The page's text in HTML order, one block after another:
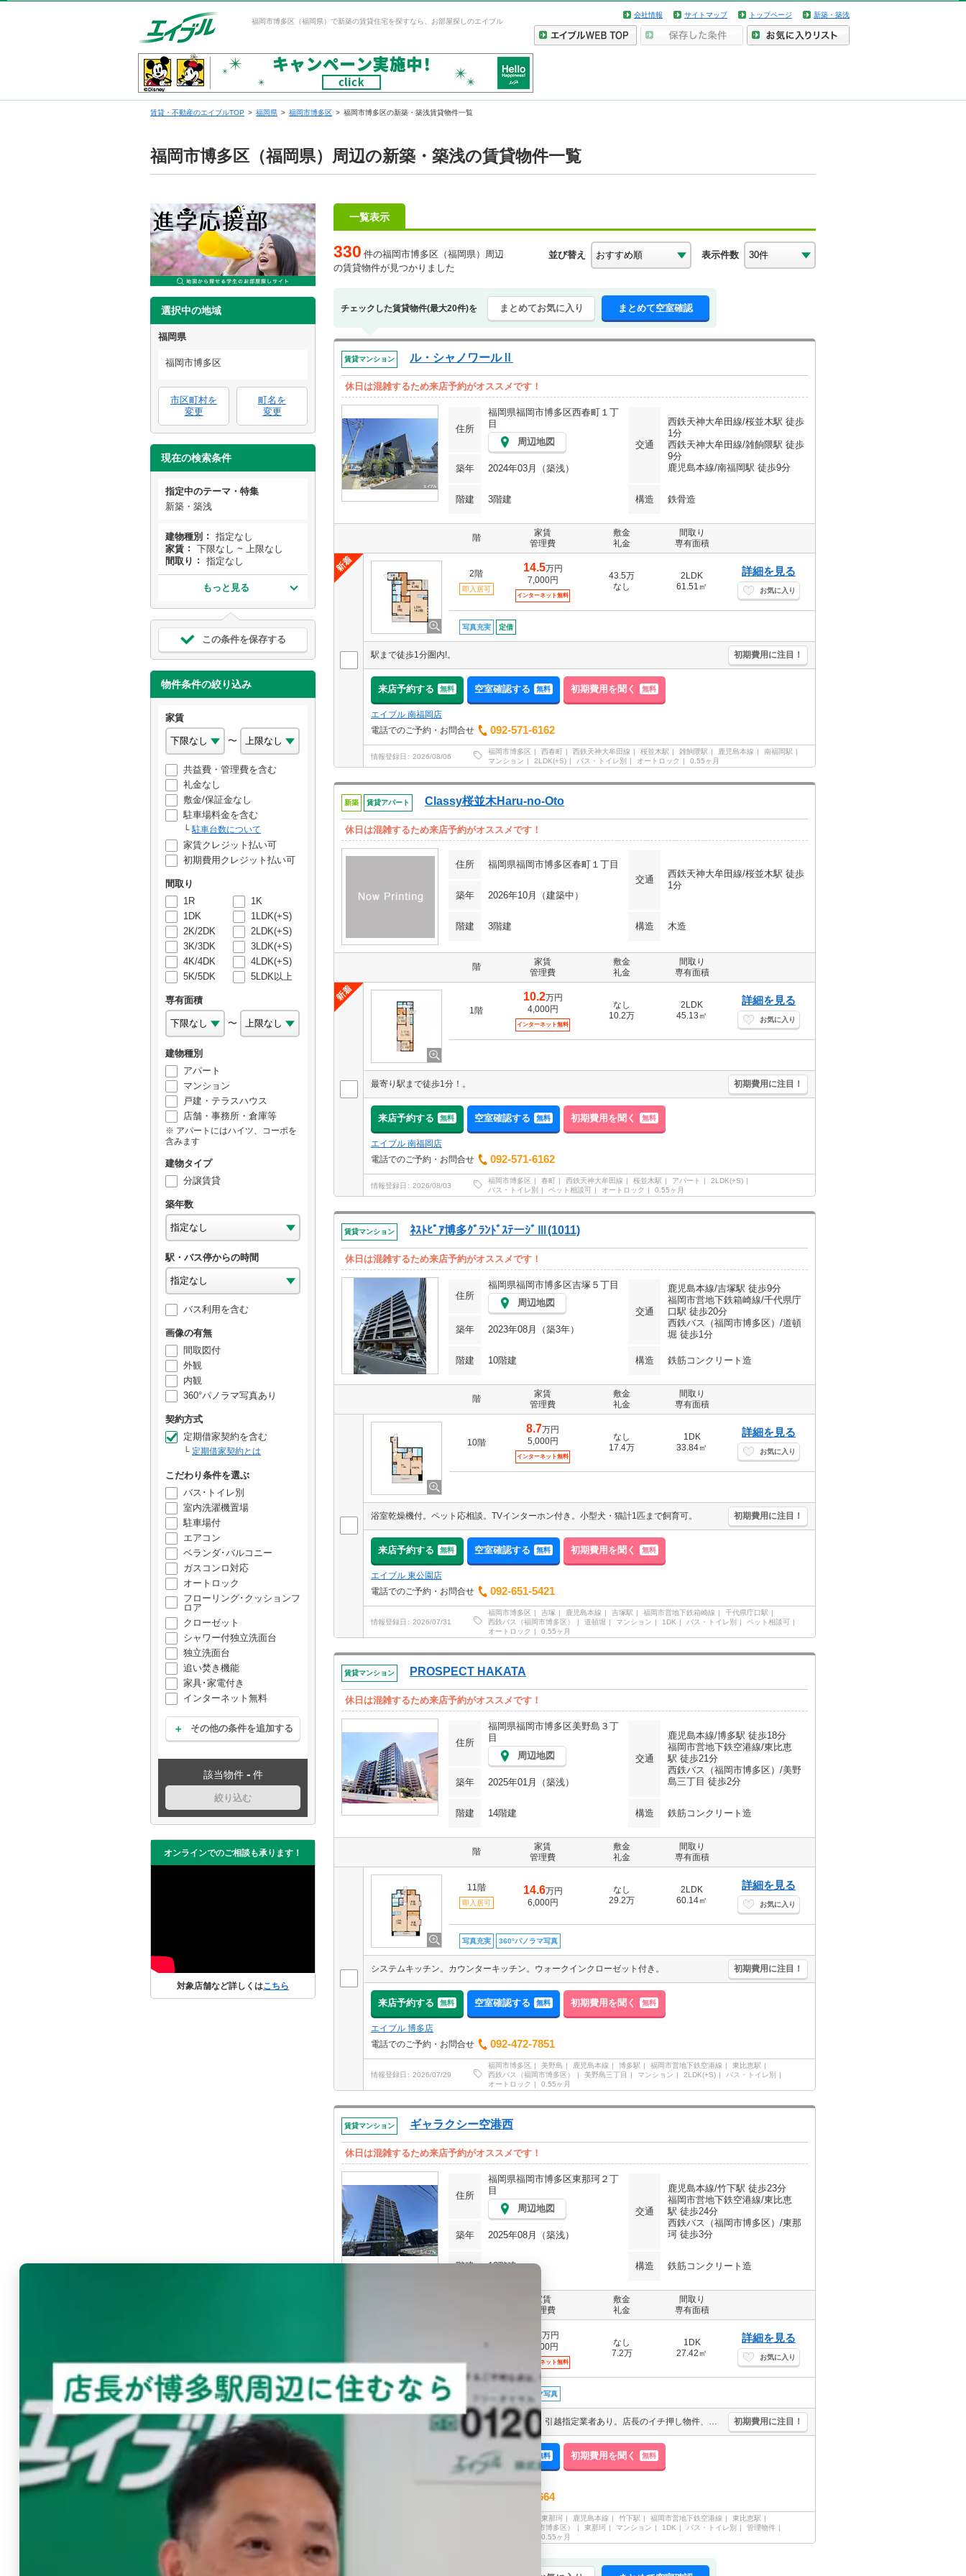
福岡市博多区（福岡県）で新築の賃貸住宅を探すなら、お部屋探しのエイブル
会社情報 サイトマップ トップページ 新築・築浅
賃貸・不動産のエイブルTOP 福岡県 福岡市博多区 福岡市博多区の新築・築浅賃貸物件一覧
福岡市博多区（福岡県）周辺の新築・築浅の賃貸物件一覧
選択中の地域
福岡県
福岡市博多区
市区町村を
変更
町名を
変更
現在の検索条件
指定中のテーマ・特集
新築・築浅
建物種別
指定なし
家賃
下限なし ~ 上限なし
間取り
指定なし
もっと見る
この条件を保存する
物件条件の絞り込み
家賃
〜
共益費・管理費を含む
礼金なし
敷金/保証金なし
駐車場料金を含む
駐車台数について
家賃クレジット払い可
初期費用クレジット払い可
間取り
1R
1K
1DK
1LDK(+S)
2K/2DK
2LDK(+S)
3K/3DK
3LDK(+S)
4K/4DK
4LDK(+S)
5K/5DK
5LDK以上
専有面積
〜
建物種別
アパート
マンション
戸建・テラスハウス
店舗・事務所・倉庫等
アパートにはハイツ、コーポを
含みます
建物タイプ
分譲賃貸
築年数
駅・バス停からの時間
バス利用を含む
画像の有無
間取図付
外観
内観
360°パノラマ写真あり
契約方式
定期借家契約を含む
定期借家契約とは
こだわり条件を選ぶ
バス･トイレ別
室内洗濯機置場
駐車場付
エアコン
ベランダ･バルコニー
ガスコンロ対応
オートロック
フローリング･クッションフ
ロア
クローゼット
シャワー付独立洗面台
独立洗面台
追い焚き機能
家具･家電付き
インターネット無料
その他の条件を追加する
該当物件 - 件
絞り込む
オンラインでのご相談も承ります！
対象店舗など詳しくはこちら
一覧表示
330 件の福岡市博多区（福岡県）周辺
の賃貸物件が見つかりました
並び替え 表示件数
チェックした賃貸物件(最大20件)を まとめてお気に入り まとめて空室確認
賃貸マンション ル・シャノワールⅡ
休日は混雑するため来店予約がオススメです！
住所
福岡県福岡市博多区西春町１丁
目
周辺地図
交通
西鉄天神大牟田線/桜並木駅 徒歩
1分
西鉄天神大牟田線/雑餉隈駅 徒歩
9分
鹿児島本線/南福岡駅 徒歩9分
築年 2024年03月（築浅）
階建 3階建 構造 鉄骨造
階
家賃
管理費
敷金
礼金
間取り
専有面積
2階
即入居可
14.5万円
7,000円
インターネット無料
43.5万
なし
2LDK
61.51㎡
詳細を見る
お気に入り
写真充実 定借
駅まで徒歩1分圏内!。 初期費用に注目！
来店予約する 無料 空室確認する 無料 初期費用を聞く 無料
エイブル 南福岡店
電話でのご予約・お問合せ
092-571-6162
情報登録日 2026/08/06
福岡市博多区 西春町 西鉄天神大牟田線 桜並木駅 雑餉隈駅 鹿児島本線
南福岡駅
マンション
2LDK(+S) バス・トイレ別 オートロック 0.55ヶ月
新築 賃貸アパート Classy桜並木Haru-no-Oto
休日は混雑するため来店予約がオススメです！
住所
福岡県福岡市博多区春町１丁目
交通
西鉄天神大牟田線/桜並木駅 徒歩
1分
築年
2026年10月（建築中）
階建 3階建 構造 木造
階
家賃
管理費
敷金
礼金
間取り
専有面積
1階
10.2万円
4,000円
インターネット無料
なし
10.2万
2LDK
45.13㎡
詳細を見る
お気に入り
最寄り駅まで徒歩1分！。 初期費用に注目！
来店予約する 無料 空室確認する 無料 初期費用を聞く 無料
エイブル 南福岡店
電話でのご予約・お問合せ
092-571-6162
情報登録日 2026/08/03
福岡市博多区 春町 西鉄天神大牟田線 桜並木駅 アパート
2LDK(+S)
バス・トイレ別
ペット相談可 オートロック 0.55ヶ月
賃貸マンション ﾈｽﾄﾋﾟｱ博多ｸﾞﾗﾝﾄﾞｽﾃーｼﾞⅢ(1011)
休日は混雑するため来店予約がオススメです！
住所
福岡県福岡市博多区吉塚５丁目
周辺地図
交通
鹿児島本線/吉塚駅 徒歩9分
福岡市営地下鉄箱崎線/千代県庁
口駅 徒歩20分
西鉄バス（福岡市博多区）/道頓
堀 徒歩1分
築年 2023年08月（築3年）
階建 10階建 構造 鉄筋コンクリート造
階
家賃
管理費
敷金
礼金
間取り
専有面積
10階
8.7万円
5,000円
インターネット無料
なし
17.4万
1DK
33.84㎡
詳細を見る
お気に入り
浴室乾燥機付。ペット応相談。TVインターホン付き。小型犬・猫計1匹まで飼育可。 初期費用に注目！
来店予約する 無料 空室確認する 無料 初期費用を聞く 無料
エイブル 東公園店
電話でのご予約・お問合せ
092-651-5421
情報登録日 2026/07/31
福岡市博多区 吉塚 鹿児島本線 吉塚駅 福岡市営地下鉄箱崎線
千代県庁口駅
西鉄バス（福岡市博多区）
道頓堀 マンション 1DK バス・トイレ別
ペット相談可
オートロック
0.55ヶ月
賃貸マンション PROSPECT HAKATA
休日は混雑するため来店予約がオススメです！
住所
福岡県福岡市博多区美野島３丁
目
周辺地図
交通
鹿児島本線/博多駅 徒歩18分
福岡市営地下鉄空港線/東比恵
駅 徒歩21分
西鉄バス（福岡市博多区）/美野
島三丁目 徒歩2分
築年 2025年01月（築浅）
階建 14階建 構造 鉄筋コンクリート造
階
家賃
管理費
敷金
礼金
間取り
専有面積
11階
即入居可
14.6万円
6,000円
なし
29.2万
2LDK
60.14㎡
詳細を見る
お気に入り
写真充実 360°パノラマ写真
システムキッチン。カウンターキッチン。ウォークインクローゼット付き。 初期費用に注目！
来店予約する 無料 空室確認する 無料 初期費用を聞く 無料
エイブル 博多店
電話でのご予約・お問合せ
092-472-7851
情報登録日 2026/07/29
福岡市博多区 美野島 鹿児島本線 博多駅 福岡市営地下鉄空港線
東比恵駅
西鉄バス（福岡市博多区）
美野島三丁目 マンション 2LDK(+S)
バス・トイレ別
オートロック
0.55ヶ月
賃貸マンション ギャラクシー空港西
休日は混雑するため来店予約がオススメです！
住所
福岡県福岡市博多区東那珂２丁
目
周辺地図
交通
鹿児島本線/竹下駅 徒歩23分
福岡市営地下鉄空港線/東比恵
駅 徒歩24分
西鉄バス（福岡市博多区）/東那
珂 徒歩3分
築年 2025年08月（築浅）
階建 13階建 構造 鉄筋コンクリート造
家賃
管理費
敷金
礼金
間取り
専有面積
7.2万円
5,000円
インターネット無料
なし
7.2万
1DK
27.42㎡
詳細を見る
お気に入り
写真充実 360°パノラマ写真
退去時、ルームクリーニング料金38,500円。引越指定業者あり。店長のイチ押し物件、お薦めです。充実した設備が魅力的です。 初期費用に注目！
空室確認する 無料 初期費用を聞く 無料
092-481-0664
東那珂 鹿児島本線 竹下駅 福岡市営地下鉄空港線
東比恵駅
西鉄バス（福岡市博多区）
東那珂 マンション 1DK バス・トイレ別
管理物件
0.55ヶ月